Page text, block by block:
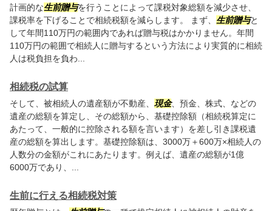
計画的な生前贈与を行うことによって課税対象総額を減少させ、
課税率を下げることで相続税額を減らします。 まず、 生前贈与と
して年間110万円の範囲内であれば贈与税はかかりません。年間
110万円の範囲で相続人に贈与するという方法により実質的に相続
人は税負担を負わ...
相続税の試算
そして、被相続人の遺産額が不動産、 現金、預金、株式、などの
遺産の総額を算定し、その総額から、基礎控除額（相続税算定に
あたって、一般的に控除される額を言います）を差し引き課税遺
産の総額を算出します。基礎控除額は、3000万＋600万×相続人の
人数分の金額がこれにあたります。例えば、遺産の総額が1億
6000万であり、...
生前に行える相続税対策